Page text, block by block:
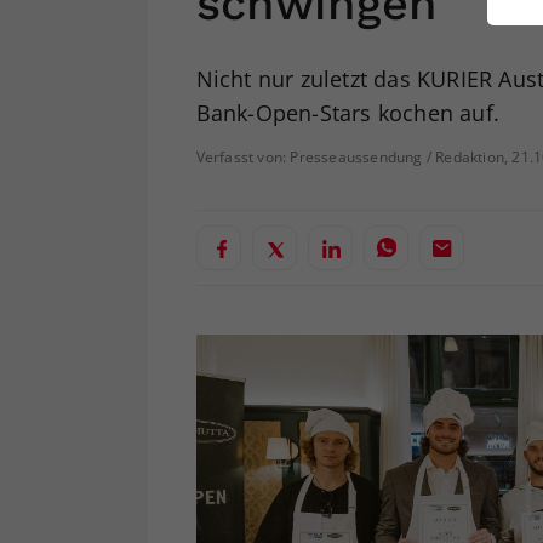
Nicht nur zuletzt das KURIER
Bank-Open-Stars kochen auf.
Verfasst von: Presseaussendung / Redaktion,